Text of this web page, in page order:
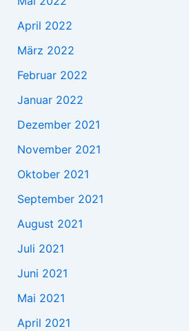
April 2022
März 2022
Februar 2022
Januar 2022
Dezember 2021
November 2021
Oktober 2021
September 2021
August 2021
Juli 2021
Juni 2021
Mai 2021
April 2021